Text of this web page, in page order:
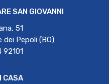
SAN GIOVANNI
51
Pepoli (BO)
92101
CASA